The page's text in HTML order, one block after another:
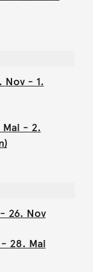
Nov - 1.
Mai - 2.
26. Nov
28. Mai